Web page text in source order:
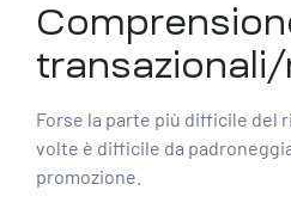
transazionali/
Forse la parte più difficile del
volte è difficile da
promozione.